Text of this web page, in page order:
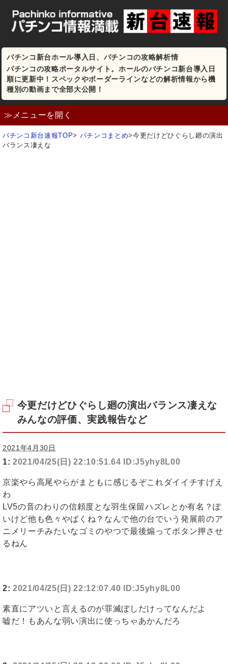
パチンコ新台ホール導入日、パチンコの攻略解析情
パチンコの攻略ポータルサイト。ホールのパチンコ新台導入日
順に更新中！スペックやボーダーラインなどの解析情報から機
種別の動画まで全部大公開！
≫メニューを開く
パチンコ新台速報TOP> パチンコまとめ>今更だけどひぐらし廻の演出
バランス凄えな
今更だけどひぐらし廻の演出バランス凄えな
みんなの評価、実践報告など
2021年4月30日
1: 2021/04/25(日) 22:10:51.64 ID:J5yhy8L00
京楽やら高尾やらがまともに感じるぞこれダイイチすげえ
わ
LV5の音のわりの信頼度とな羽生保留ハズレとか有名？ぽ
いけど他も色々やばくね？なんで他の台でいう発展前のア
ニメリーチみたいなゴミのやつで最後煽ってボタン押させ
るねん
2: 2021/04/25(日) 22:12:07.40 ID:J5yhy8L00
素直にアツいと言えるのが罪滅ぼしだけってなんだよ
嘘だ！もあんな弱い演出に使っちゃあかんだろ